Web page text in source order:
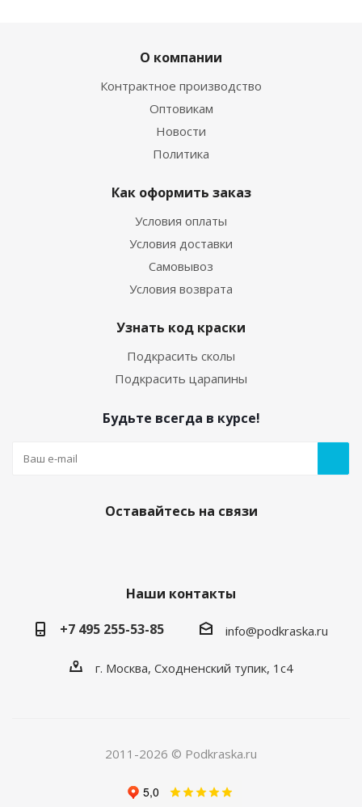
О компании
Контрактное производство
Оптовикам
Новости
Политика
Как оформить заказ
Условия оплаты
Условия доставки
Самовывоз
Условия возврата
Узнать код краски
Подкрасить сколы
Подкрасить царапины
Будьте всегда в курсе!
Оставайтесь на связи
Наши контакты
+7 495 255-53-85
info@podkraska.ru
г. Москва, Сходненский тупик, 1с4
2011-2026 © Podkraska.ru